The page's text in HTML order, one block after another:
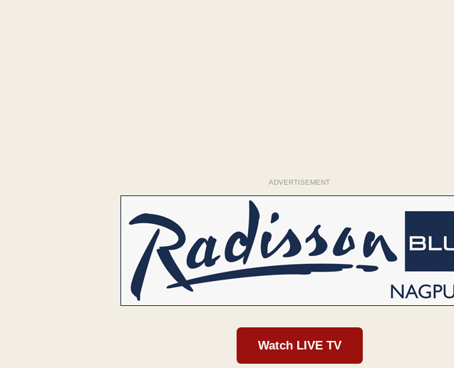
ADVERTISEMENT
Watch LIVE TV